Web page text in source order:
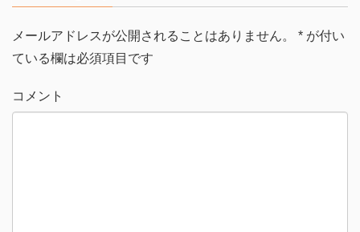
メールアドレスが公開されることはありません。 * が付い
ている欄は必須項目です
コメント